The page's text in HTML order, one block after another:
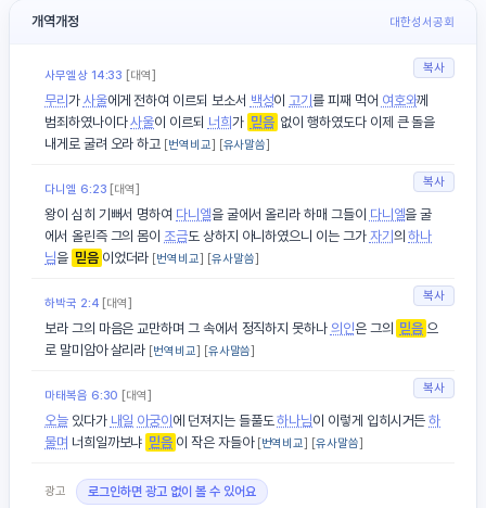
개역개정 대한성서공회
복사
사무엘상 14:33 [대역]
무리 가 사울에게 전하여 이르되 보소서 백성이고기를 피째 먹어 여호와께
범죄하였나이다사울이 이르되 너희 가 믿음 없이 행하였도다 이제 큰 돌을
내게로 굴려 오라 하고 [번역비교] [유사말씀]
복사
다니엘 6:23 [대역]
왕이 심히 기뻐서 명하여 다니엘을 굴에서 올리라 하매 그들이 다니엘을 굴
에서 올린즉 그의 몸이조금도 상하지 아니하였으니 이는 그가 자기 의하나
님을 믿음 이었더라 [번역비교] [유사말씀]
복사
하박국 2:4 [대역]
보라 그의 마음은 교만하며 그 속에서 정직하지 못하나 의인은 그의 믿음 으
로 말미암아 살리라 [번역비교] [유사말씀]
복사
마태복음 6:30 [대역]
오늘있다가 내일 아궁이 에 던져지는 들풀도하나님이 이렇게 입히시거든하
물며 너희일까보냐 믿음 이 작은 자들아 [번역비교] [유사말씀]
광고 로그인하면 광고 없이 볼 수 있어요